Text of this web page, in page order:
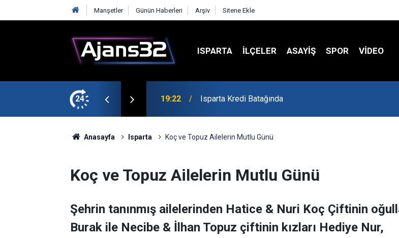
Manşetler Günün Haberleri Arşiv Sitene Ekle
ISPARTA İLÇELER ASAYİŞ SPOR VIDEO
24
Maçıyla Başlıyor 19:22 Isparta Kredi Batağında
Anasayfa Isparta Koç ve Topuz Ailelerin Mutlu Günü
Koç ve Topuz Ailelerin Mutlu Günü
Şehrin tanınmış ailelerinden Hatice & Nuri Koç Çiftinin
Burak ile Necibe & İlhan Topuz çiftinin kızları Hediye Nur,